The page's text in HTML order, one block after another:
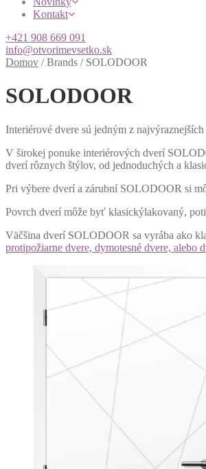
Kontakt
+421 908 669 091
info@otvorimevsetko.sk
Domov /Brands / SOLODOOR
SOLODOOR
Interiérové dvere sú jedným z
V širokej ponuke interiérových dverí
dverí rôznych štýlov, od jednoduchých a
Pri výbere dverí a zárubní SOLODOOR si
Povrch dverí môže byť klasickýlakovaný,
Väčšina dverí SOLODOOR sa vyrába ako
protipožiarne dvere, dymotesné dvere, alebo